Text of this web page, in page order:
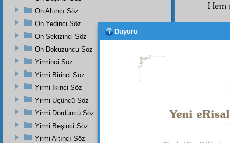
Hem
On Altıncı Söz
On Yedinci Söz
On Sekizinci Söz
On Dokuzuncu Söz
Yirminci Söz
Yirmi Birinci Söz
Yirmi İkinci Söz
Yirmi Üçüncü Söz
Yirmi Dördüncü Söz
Yirmi Beşinci Söz
Yirmi Altıncı Söz
Duyuru